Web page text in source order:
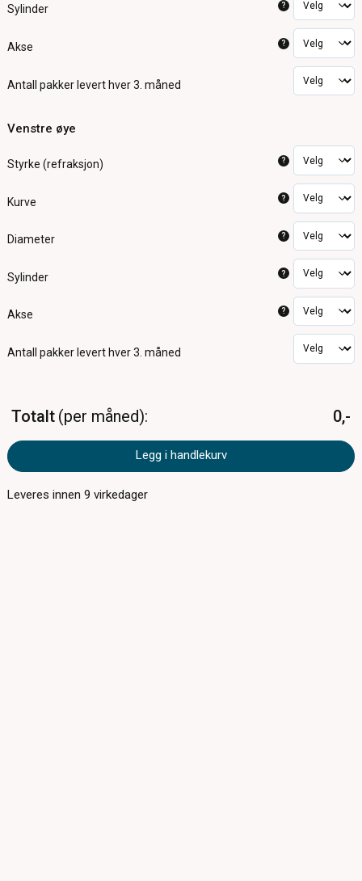
Sylinder ?
Akse ?
Antall pakker levert hver 3. måned
Venstre øye
Styrke (refraksjon) ?
Kurve ?
Diameter ?
Sylinder ?
Akse ?
Antall pakker levert hver 3. måned
Totalt per måned 0,-
Legg i handlekurv
Leveres innen9 virkedager